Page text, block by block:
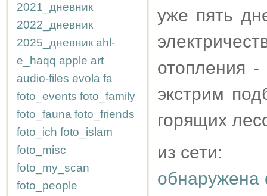
2021_дневник
2022_дневник
2025_дневник ahl-
e_haqq apple art
audio-files evola fa
foto_events foto_family
foto_fauna foto_friends
foto_ich foto_islam
foto_misc
foto_my_scan
foto_people
уже пять
отопления
экстрим
горящих
из сети: